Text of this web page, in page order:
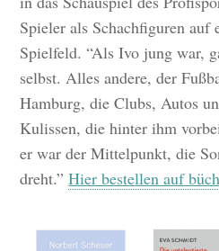
Spieler als Schachfiguren auf
Spielfeld. “Als Ivo jung war,
selbst. Alles andere, der
Hamburg, die Clubs, Autos
Kulissen, die hinter ihm
er war der Mittelpunkt, die
dreht.”Hier bestellen auf